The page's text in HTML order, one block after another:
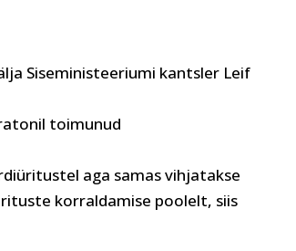
Siseministeeriumi kantsler Leif
toimunud
aga samas vihjatakse
korraldamise poolelt, siis